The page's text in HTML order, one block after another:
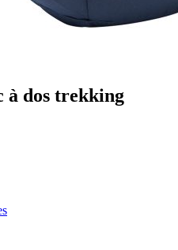
à dos trekking